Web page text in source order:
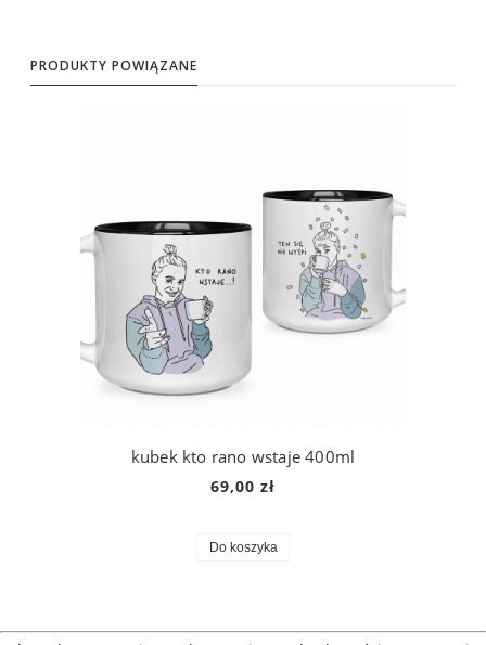
PRODUKTY POWIĄZANE
kubek kto rano wstaje 400ml
69,00 zł
Do koszyka